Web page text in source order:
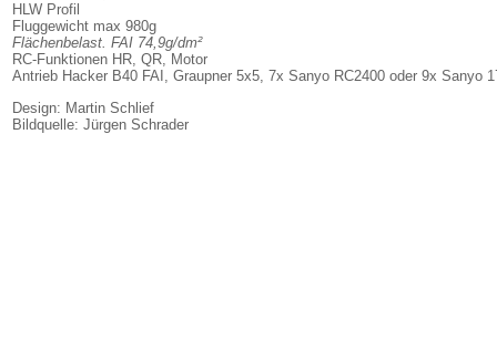
HLW Profil
Fluggewicht max 980g
Flächenbelast. FAI 74,9g/dm²
RC-Funktionen HR, QR, Motor
Antrieb Hacker B40 FAI, Graupner 5x5, 7x Sanyo RC2400 oder 9x Sanyo
Design: Martin Schlief
Bildquelle: Jürgen Schrader